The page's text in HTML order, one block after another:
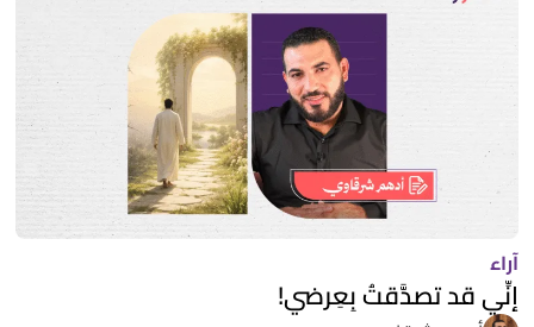
آراء
إنِّي قد تصدَّقتُ بِعِرضي!